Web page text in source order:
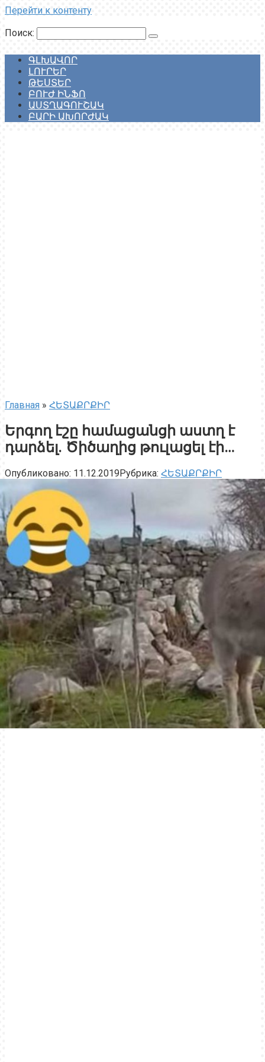
Перейти к контенту
Поиск:
ԳԼԽԱՎՈՐ
ԼՈՒՐԵՐ
ԹԵՍՏԵՐ
ԲՈՒԺ ԻՆՖՈ
ԱՍՏՂԱԳՈՒՇԱԿ
ԲԱՐԻ ԱԽՈՐԺԱԿ
Главная » ՀԵՏԱՔՐՔԻՐ
Երգող էշը համացանցի աստղ է
դարձել. Ծիծաղից թուլացել էի…
Опубликовано: 11.12.2019Рубрика: ՀԵՏԱՔՐՔԻՐ